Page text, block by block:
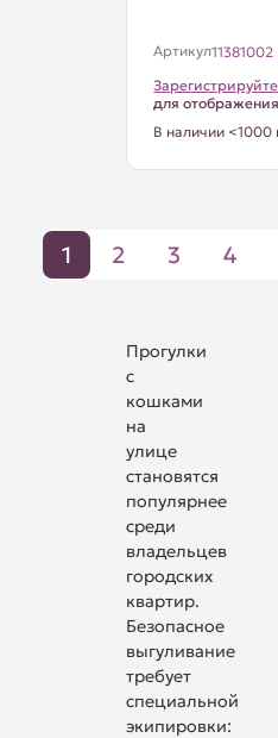
Артикул11381002
для
В наличии <1000
1 2 3 4
Прогулки
с
кошками
на
улице
становятся
популярнее
среди
владельцев
городских
квартир.
Безопасное
выгуливание
требует
специальной
экипировки: